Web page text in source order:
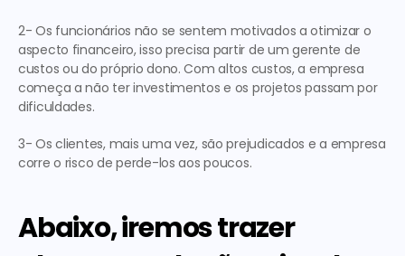
2- Os funcionários não se sentem motivados a otimizar o
aspecto financeiro, isso precisa partir de um gerente de
custos ou do próprio dono. Com altos custos, a empresa
começa a não ter investimentos e os projetos passam por
dificuldades.
3- Os clientes, mais uma vez, são prejudicados e a empresa
corre o risco de perde-los aos poucos.
Abaixo, iremos trazer